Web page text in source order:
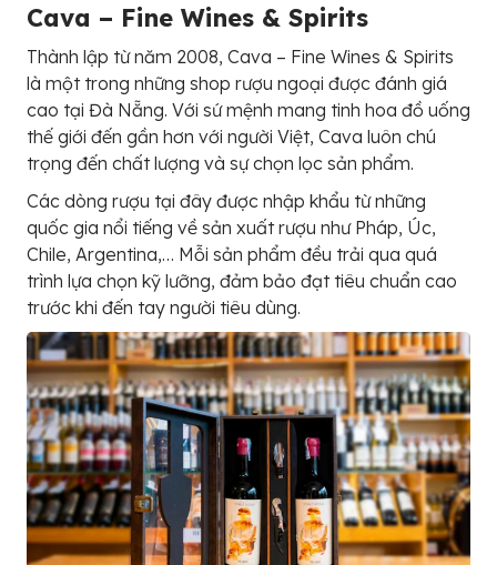
Cava – Fine Wines & Spirits
Thành lập từ năm 2008, Cava – Fine Wines & Spirits
là một trong những shop rượu ngoại được đánh giá
cao tại Đà Nẵng. Với sứ mệnh mang tinh hoa đồ uống
thế giới đến gần hơn với người Việt, Cava luôn chú
trọng đến chất lượng và sự chọn lọc sản phẩm.
Các dòng rượu tại đây được nhập khẩu từ những
quốc gia nổi tiếng về sản xuất rượu như Pháp, Úc,
Chile, Argentina,… Mỗi sản phẩm đều trải qua quá
trình lựa chọn kỹ lưỡng, đảm bảo đạt tiêu chuẩn cao
trước khi đến tay người tiêu dùng.